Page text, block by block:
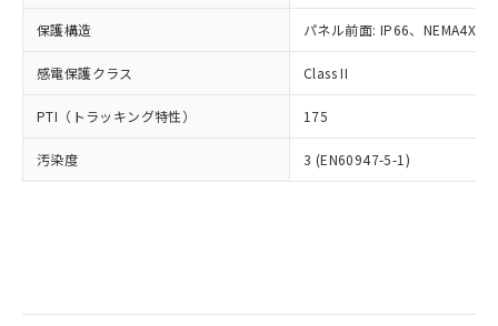
保護構造 パネル前面: IP66、NEMA4X,
感電保護クラス Class II
PTI（トラッキング特性） 175
汚染度 3 (EN60947-5-1)
オムロン制御機器販売店や当社販売拠
販売ネットワーク
」をご確認
在庫状況および標準価格結果を当社の
事前の承諾なく第三者に漏洩または開
示しないようお願いします。
マイパーツ機能（部品リスト作成サー
ビス）をご利用いただくには、I-Web
品・サービスに関するお客様との取
フタル酸エステル類の４物質については閾値を超える意
図的な使用がないことを確認しています。
部品在庫の切り替え状況などにより、予定
月が前後することがあります。
「ｅ」：有害物質（10物質）のすべてが基
準値以下であることを示します。
「10」：通常の使用状況下において有害物
質が外部に漏えいし、環境に深刻な影響を
及ぼさない年数を意味します。
武器並びにこれらの製造装置等に一切
当社は、貴社製品を第三者に販売する
場合は、上記1、2および3の内容を当
該第三者に通知します。また当社は、
販売先および販売に係わる関係者が違
法に輸出するおそれがある場合は、取
り引きをいたしません。
在庫なし(最新の在庫状況につ
いては、お客様のお取引先、ま
たはお客様担当のオムロン制御
機器販売店・当社販売員にご確
受注生産機種、また在庫状況の
情報を公開していない機種